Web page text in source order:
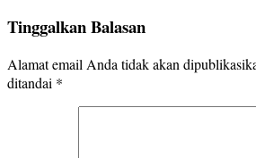
Tinggalkan Balasan
Alamat email Anda tidak akan
ditandai *